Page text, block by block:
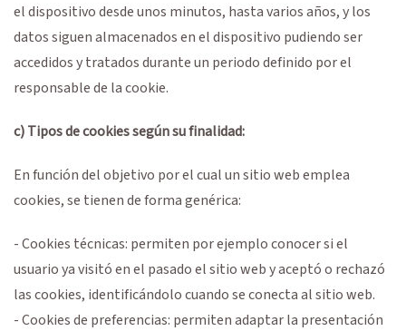
el dispositivo desde unos minutos, hasta varios años, y los
datos siguen almacenados en el dispositivo pudiendo ser
accedidos y tratados durante un periodo definido por el
responsable de la cookie.
c) Tipos de cookies según su finalidad:
En función del objetivo por el cual un sitio web emplea
cookies, se tienen de forma genérica:
- Cookies técnicas: permiten por ejemplo conocer si el
usuario ya visitó en el pasado el sitio web y aceptó o rechazó
las cookies, identificándolo cuando se conecta al sitio web.
- Cookies de preferencias: permiten adaptar la presentación